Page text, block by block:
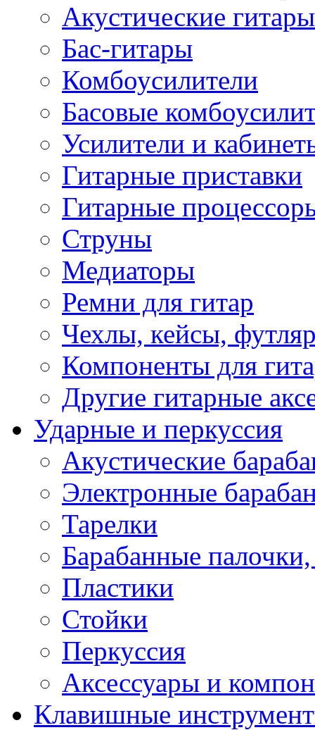
Акустические гитары
Бас-гитары
Комбоусилители
Басовые
Усилители и
Гитарные приставки
Гитарные
Струны
Медиаторы
Ремни для гитар
Чехлы, кейсы,
Компоненты для
Другие гитарные
Ударные и перкуссия
Акустические
Электронные
Тарелки
Барабанные
Пластики
Стойки
Перкуссия
Аксессуары и
Клавишные